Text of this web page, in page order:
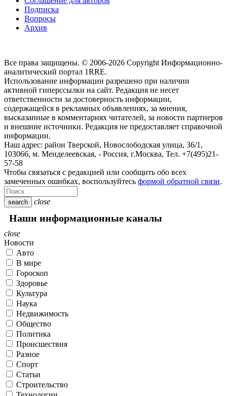
Подписка
Вопросы
Архив
Все права защищены. © 2006-2026 CopyrightИнформационно-
аналитический портал 1RRE.
Использование информации разрешено при наличии
активной гиперссылки на сайт. Редакция не несет
ответственности за достоверность информации,
содержащейся в рекламных объявлениях, за мнения,
высказанные в комментариях читателей, за новости партнеров
и внешние источники. Редакция не предоставляет справочной
информации.
Наш адрес: район Тверской, Новослободская улица, 36/1,
103066, м. Менделеевская, - Россия, г.Москва, Тел. +7(495)21-
57-58
Чтобы связаться с редакцией или сообщить обо всех
замеченных ошибках, воспользуйтесь формой обратной связи.
search close
Наши информационные каналы
close
Новости
Авто
В мире
Гороскоп
Здоровье
Культура
Наука
Недвижимость
Общество
Политика
Происшествия
Разное
Спорт
Статьи
Строительство